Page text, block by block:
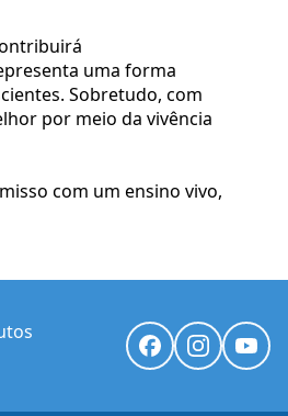
uma forma
Sobretudo, com
por meio da vivência
com um ensino vivo,